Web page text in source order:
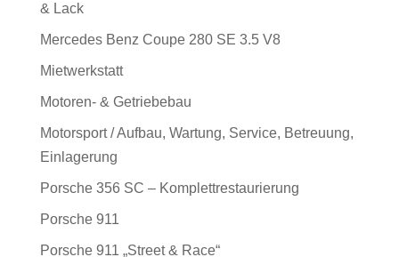
& Lack
Mercedes Benz Coupe 280 SE 3.5 V8
Mietwerkstatt
Motoren- & Getriebebau
Motorsport / Aufbau, Wartung, Service, Betreuung,
Einlagerung
Porsche 356 SC – Komplettrestaurierung
Porsche 911
Porsche 911 „Street & Race“